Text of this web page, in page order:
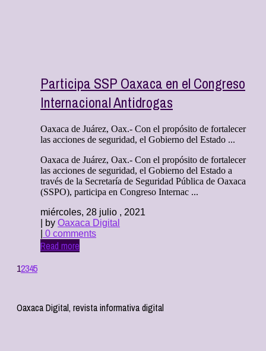
Participa SSP Oaxaca en el Congreso
Internacional Antidrogas
Oaxaca de Juárez, Oax.- Con el propósito de fortalecer
las acciones de seguridad, el Gobierno del Estado ...
Oaxaca de Juárez, Oax.- Con el propósito de fortalecer
las acciones de seguridad, el Gobierno del Estado a
través de la Secretaría de Seguridad Pública de Oaxaca
(SSPO), participa en Congreso Internac ...
miércoles, 28 julio , 2021
| by Oaxaca Digital
0 comments
Read more
12345
Oaxaca Digital, revista informativa digital